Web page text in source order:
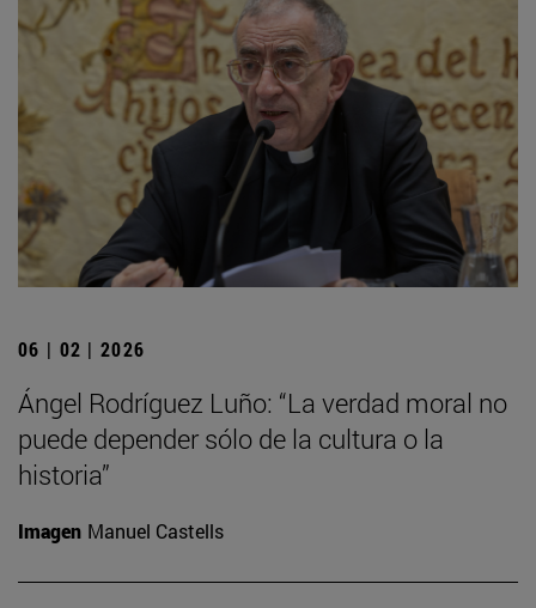
06 | 02 | 2026
Ángel Rodríguez Luño: “La verdad moral no
puede depender sólo de la cultura o la
historia”
Imagen Manuel Castells